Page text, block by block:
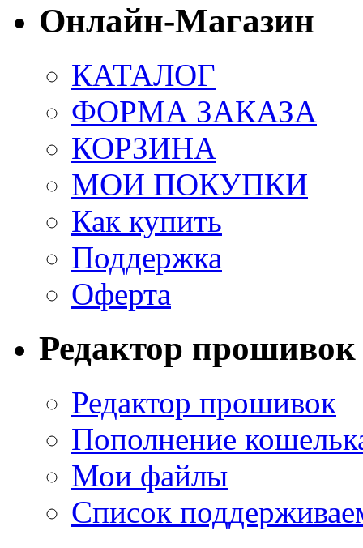
Онлайн-Магазин
КАТАЛОГ
ФОРМА ЗАКАЗА
КОРЗИНА
МОИ ПОКУПКИ
Как купить
Поддержка
Оферта
Редактор прошивок
Редактор прошивок
Пополнение
Мои файлы
Список